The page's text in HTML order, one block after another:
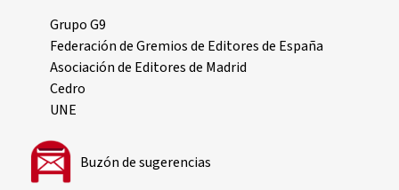
Grupo G9
Federación de Gremios de Editores de España
Asociación de Editores de Madrid
Cedro
UNE
Buzón de sugerencias